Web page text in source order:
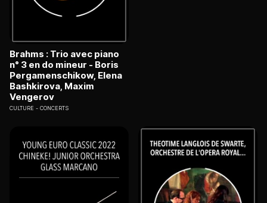
Brahms : Trio avec piano
n° 3 en do mineur - Boris
Pergamenschikow, Elena
Bashkirova, Maxim
Vengerov
CULTURE CONCERTS